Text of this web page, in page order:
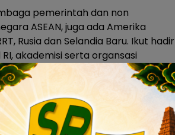
pemerintah dan non
ASEAN, juga ada Amerika
Rusia dan Selandia Baru. Ikut hadir
akademisi serta organsasi
Pemerintah Kota (Pemkot)
pencegahan aksi teror dan